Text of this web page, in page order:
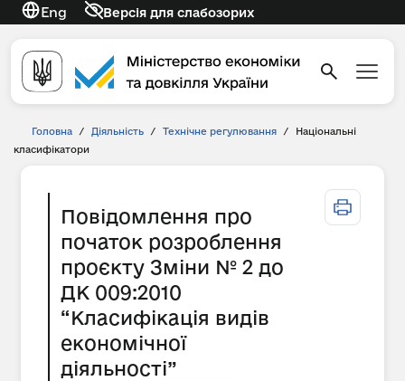
Eng Версія для слабозорих
Головна / Діяльність / Технічне регулювання /
Національні
класифікатори
Повідомлення про
початок розроблення
проєкту Зміни № 2 до
ДК 009:2010
“Класифікація видів
економічної
діяльності”